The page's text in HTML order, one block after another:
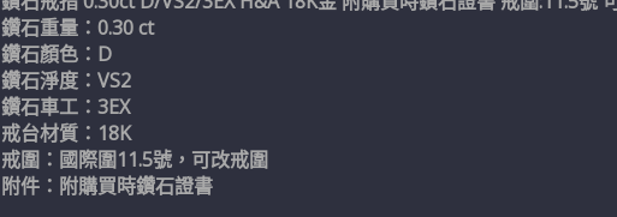
鑽石重量：0.30 ct
鑽石顏色：D
鑽石淨度：VS2
鑽石車工：3EX
戒台材質：18K
戒圍：國際圍11.5號，可改戒圍
附件：附購買時鑽石證書